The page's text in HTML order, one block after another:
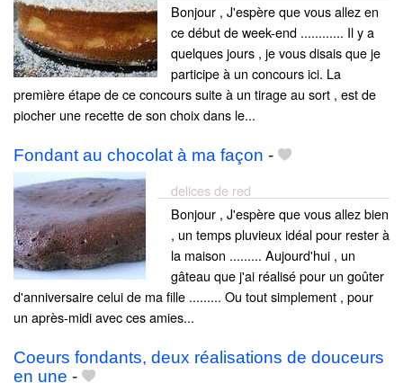
Bonjour , J'espère que vous allez en
ce début de week-end ............ Il y a
quelques jours , je vous disais que je
participe à un concours ici. La
première étape de ce concours suite à un tirage au sort , est de
piocher une recette de son choix dans le...
Fondant au chocolat à ma façon -
delices de red
Bonjour , J'espère que vous allez bien
, un temps pluvieux idéal pour rester à
la maison ......... Aujourd'hui , un
gâteau que j'ai réalisé pour un goûter
d'anniversaire celui de ma fille ......... Ou tout simplement , pour
un après-midi avec ces amies...
Coeurs fondants, deux réalisations de douceurs
en une -